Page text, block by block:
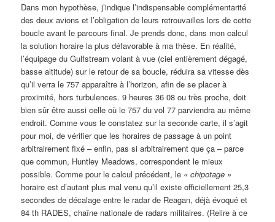
Dans mon hypothèse, j’indique l’indispensable complémentarité
des deux avions et l’obligation de leurs retrouvailles lors de cette
boucle avant le parcours final. Je prends donc, dans mon calcul
la solution horaire la plus défavorable à ma thèse. En réalité,
l’équipage du Gulfstream volant à vue (ciel entièrement dégagé,
basse altitude) sur le retour de sa boucle, réduira sa vitesse dès
qu’il verra le 757 apparaître à l’horizon, afin de se placer à
proximité, hors turbulences. 9 heures 36 08 ou très proche, doit
bien sûr être aussi celle où le 757 du vol 77 parviendra au même
endroit. Comme vous le constatez sur la seconde carte, il s’agit
pour moi, de vérifier que les horaires de passage à un point
arbitrairement fixé – enfin, pas si arbitrairement que ça – parce
que commun, Huntley Meadows, correspondent le mieux
possible. Comme pour le calcul précédent, le « chipotage »
horaire est d’autant plus mal venu qu’il existe officiellement 25,3
secondes de décalage entre le radar de Reagan, déjà évoqué et
84 th RADES, chaîne nationale de radars militaires. (Relire à ce